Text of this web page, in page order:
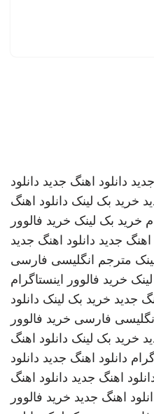
دانلود اهنگ جدید دانلود
خرید بک لینک دانلود اهنگ
خرید بک لینک خرید فالوور
اهنگ جدید دانلود اهنگ جدید
مترجم انگلیسی فارسی
خرید فالوور اینستاگرام
جدید خرید بک لینک دانلود
فارسی خرید فالوور
خرید بک لینک دانلود اهنگ
دانلود اهنگ جدید دانلود
اهنگ جدید دانلود اهنگ
اهنگ جدید خرید فالوور